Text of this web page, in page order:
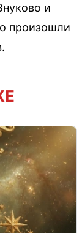
и
произошли